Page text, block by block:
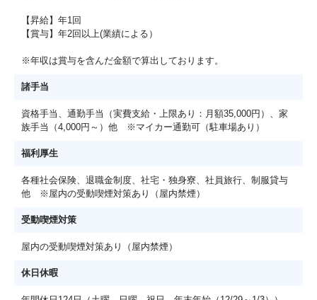
【昇給】年1回
【賞与】年2回以上(業績による）
※年収は賞与を含んだ金額で算出しております。
諸手当
資格手当、通勤手当（実費支給・上限あり：月額35,000円）、家
族手当（4,000円～）他 ※マイカー通勤可（駐車場あり）
福利厚生
各種社会保険、退職金制度、社宅・独身寮、社員旅行、制服貸与
他 ※屋内の受動喫煙対策あり（屋内禁煙）
受動喫煙対策
屋内の受動喫煙対策あり（屋内禁煙）
休日休暇